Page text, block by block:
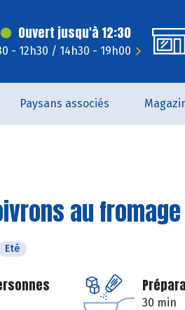
Ouvert jusqu'à 12:30
- 12h30 / 14h30 - 19h00
Paysans associés
au
Eté
30 min